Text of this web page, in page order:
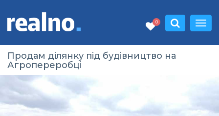
0
Продам ділянку під будівництво на
Агропереробці